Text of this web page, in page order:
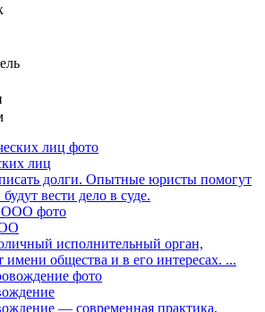
лиц
долги. Опытные юристы помогут
вести дело в суде.
исполнительный орган,
имени общества и в его интересах. ...
— современная практика,